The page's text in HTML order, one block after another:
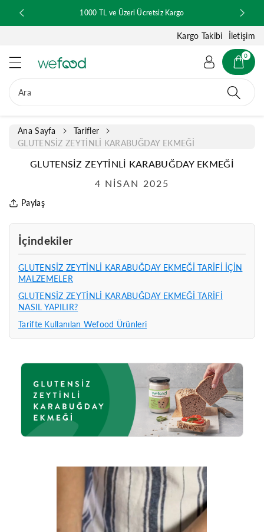
a
1000 TL ve Üzeri Ücretsiz Kargo
Kargo Takibi İletişim
Ara
0
Ana Sayfa
Tarifler
GLUTENSİZ ZEYTİNLİ KARABUĞDAY EKMEĞİ
GLUTENSİZ ZEYTİNLİ KARABUĞDAY EKMEĞİ
4 NISAN 2025
Paylaş
İçindekiler
GLUTENSİZ ZEYTİNLİ KARABUĞDAY EKMEĞİ TARİFİ İÇİN
MALZEMELER
GLUTENSİZ ZEYTİNLİ KARABUĞDAY EKMEĞİ TARİFİ
NASIL YAPILIR?
Tarifte Kullanılan Wefood Ürünleri